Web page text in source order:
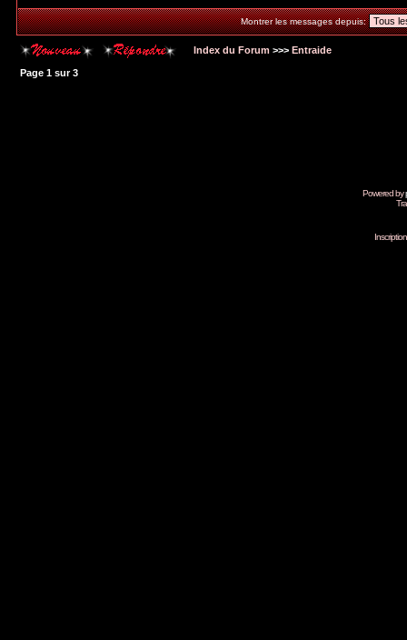
Montrer les messages depuis:
Index du Forum >>> Entraide
Page 1 sur3
Powered by